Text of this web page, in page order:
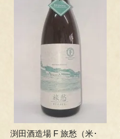
渕田酒造場 F 旅愁（米･